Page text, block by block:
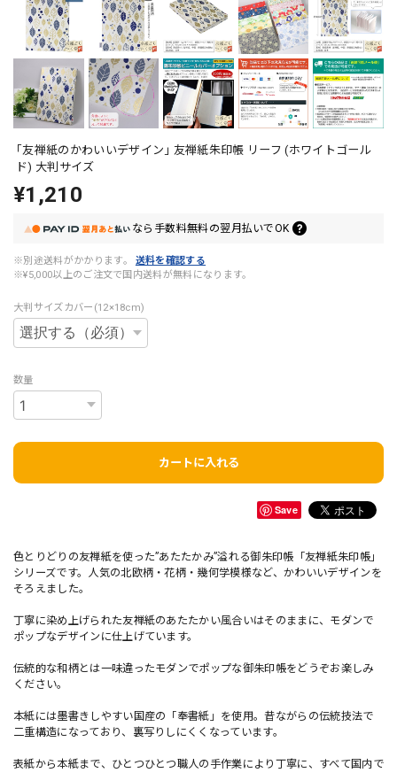
｢友禅紙のかわいいデザイン｣ 友禅紙朱印帳 リーフ (ホワイトゴール
ド) 大判サイズ
¥1,210
なら 手数料無料の翌月払いでOK
※別途送料がかかります。
送料を確認する
※¥5,000以上のご注文で国内送料が無料になります。
大判サイズカバー(12×18cm)
数量
カートに入れる
Save
色とりどりの友禅紙を使った”あたたかみ”溢れる御朱印帳「友禅紙朱印帳」
シリーズです。人気の北欧柄・花柄・幾何学模様など、かわいいデザインを
そろえました。
丁寧に染め上げられた友禅紙のあたたかい風合いはそのままに、モダンで
ポップなデザインに仕上げています。
伝統的な和柄とは一味違ったモダンでポップな御朱印帳をどうぞお楽しみ
ください。
本紙には墨書きしやすい国産の「奉書紙」を使用。昔ながらの伝統技法で
二重構造になっており、裏写りしにくくなっています。
表紙から本紙まで、ひとつひとつ職人の手作業により丁寧に、すべて国内で